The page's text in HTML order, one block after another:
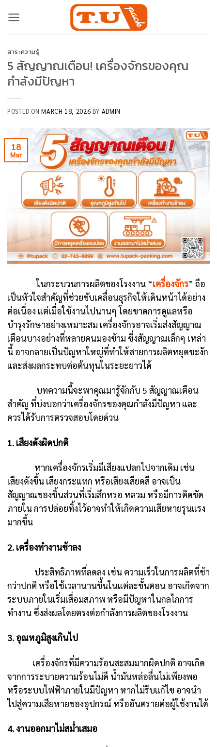
สาระความรู้
5 สัญญาณเตือน! เครื่องจักรของคุณ
กำลังมีปัญหา
POSTED ONMARCH 18, 2026 BY ADMIN
18
Mar
ในกระบวนการผลิตของโรงงาน “เครื่องจักร” ถือ
เป็นหัวใจสำคัญที่ช่วยขับเคลื่อนธุรกิจให้เดินหน้าได้อย่าง
ต่อเนื่อง แต่เมื่อใช้งานไปนานๆ โดยขาดการดูแลหรือ
บำรุงรักษาอย่างเหมาะสม เครื่องจักรอาจเริ่มส่งสัญญาณ
เตือนบางอย่างที่หลายคนมองข้าม ซึ่งสัญญาณเล็กๆ เหล่า
นี้ อาจกลายเป็นปัญหาใหญ่ที่ทำให้สายการผลิตหยุดชะงัก
และส่งผลกระทบต่อต้นทุนในระยะยาวได้
บทความนี้จะพาคุณมารู้จักกับ 5 สัญญาณเตือน
สำคัญ ที่บ่งบอกว่าเครื่องจักรของคุณกำลังมีปัญหา และ
ควรได้รับการตรวจสอบโดยด่วน
1. เสียงดังผิดปกติ
หากเครื่องจักรเริ่มมีเสียงแปลกไปจากเดิม เช่น
เสียงดังขึ้น เสียงกระแทก หรือเสียงเสียดสี อาจเป็น
สัญญาณของชิ้นส่วนที่เริ่มสึกหรอ หลวม หรือมีการติดขัด
ภายใน การปล่อยทิ้งไว้อาจทำให้เกิดความเสียหายรุนแรง
มากขึ้น
2. เครื่องทำงานช้าลง
ประสิทธิภาพที่ลดลง เช่น ความเร็วในการผลิตที่ช้า
กว่าปกติ หรือใช้เวลานานขึ้นในแต่ละขั้นตอน อาจเกิดจาก
ระบบภายในเริ่มเสื่อมสภาพ หรือมีปัญหาในกลไกการ
ทำงาน ซึ่งส่งผลโดยตรงต่อกำลังการผลิตของโรงงาน
3. อุณหภูมิสูงเกินไป
เครื่องจักรที่มีความร้อนสะสมมากผิดปกติ อาจเกิด
จากการระบายความร้อนไม่ดี น้ำมันหล่อลื่นไม่เพียงพอ
หรือระบบไฟฟ้าภายในมีปัญหา หากไม่รีบแก้ไข อาจนำ
ไปสู่ความเสียหายของอุปกรณ์ หรืออันตรายต่อผู้ใช้งานได้
4. งานออกมาไม่สม่ำเสมอ